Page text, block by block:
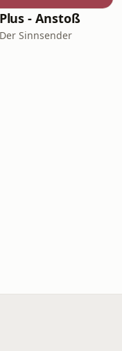
Plus - Anstoß
Der Sinnsender